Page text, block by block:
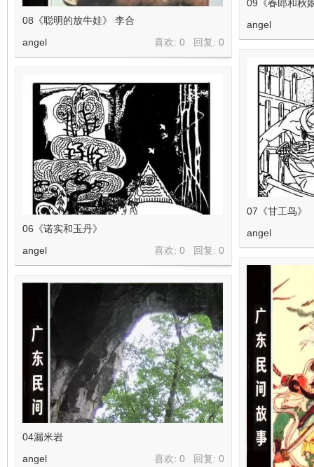
09《春郎和秋
angel
08《聪明的放牛娃》 李合
喜欢: 0 回复: 0
angel
07《甘工鸟》
angel
06《诺实和玉丹》
喜欢: 0 回复: 0
angel
04漏米岩
喜欢: 0 回复: 0
angel